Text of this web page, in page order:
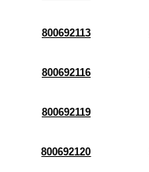
800692113
800692116
800692119
800692120